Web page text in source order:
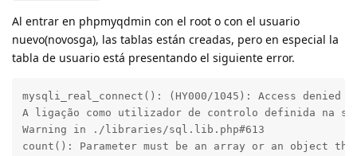
Al entrar en phpmyqdmin con el root o con el usuario
nuevo(novosga), las tablas están creadas, pero en especial la
tabla de usuario está presentando el siguiente error.
mysqli_real_connect(): (HY000/1045): Access denied
A ligação como utilizador de controlo definida na
Warning in ./libraries/sql.lib.php#613
count(): Parameter must be an array or an object that